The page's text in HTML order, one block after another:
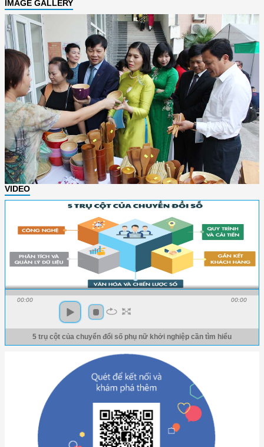
IMAGE GALLERY
VIDEO
00:00 00:00
5 trụ cột của chuyển đổi số phụ nữ khởi nghiệp cần tìm hiểu